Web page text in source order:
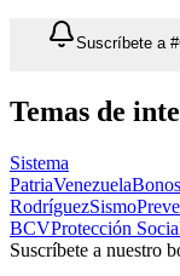
Suscríbete a
Temas de
Sistema
PatriaVenezuelaBonos
RodríguezSismo
BCVProtección
Suscríbete a nuestro